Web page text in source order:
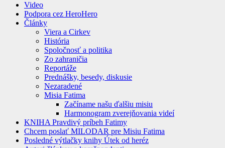
Video
Podpora cez HeroHero
Články
Viera a Cirkev
História
Spoločnosť a politika
Zo zahraničia
Reportáže
Prednášky, besedy, diskusie
Nezaradené
Misia Fatima
Začíname našu ďalšiu misiu
Harmonogram zverejňovania videí
KNIHA Pravdivý príbeh Fatimy
Chcem poslať MILODAR pre Misiu Fatima
Posledné výtlačky knihy Útek od heréz